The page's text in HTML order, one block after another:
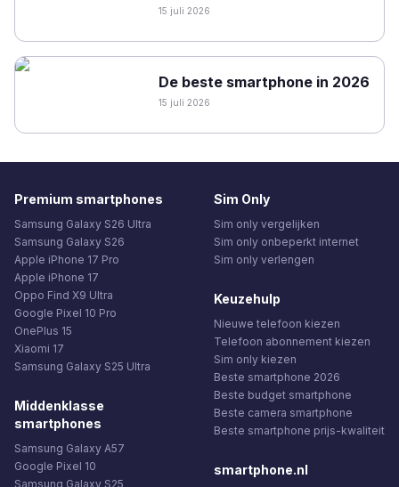
15 juli 2026
De beste smartphone in 2026
15 juli 2026
Premium smartphones
Samsung Galaxy S26 Ultra
Samsung Galaxy S26
Apple iPhone 17 Pro
Apple iPhone 17
Oppo Find X9 Ultra
Google Pixel 10 Pro
OnePlus 15
Xiaomi 17
Samsung Galaxy S25 Ultra
Middenklasse
smartphones
Samsung Galaxy A57
Google Pixel 10
Samsung Galaxy S25
Sim Only
Sim only vergelijken
Sim only onbeperkt internet
Sim only verlengen
Keuzehulp
Nieuwe telefoon kiezen
Telefoon abonnement kiezen
Sim only kiezen
Beste smartphone 2026
Beste budget smartphone
Beste camera smartphone
Beste smartphone prijs-kwaliteit
smartphone.nl